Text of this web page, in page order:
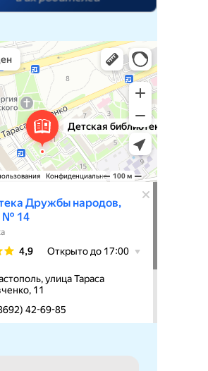
№ 14 Дружбы народов